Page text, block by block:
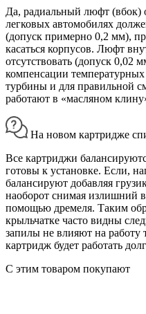
Да, радиальный люфт (вбок)
легковых автомобилях
(допуск примерно 0,2 мм),
касаться корпусов. Люфт
отсутствовать (допуск 0,02
компенсации
турбины и для правильной
работают в «масляном
На новом картридже
Все картриджи
готовы к установке. Если,
балансируют добавляя
наоборот снимая излишний
помощью дремеля. Таким
крыльчатке часто видны
запилы не влияют на работу
картридж будет работать
С этим товаром покупают